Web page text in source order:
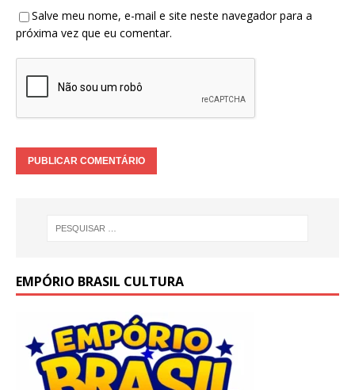
Salve meu nome, e-mail e site neste navegador para a
próxima vez que eu comentar.
EMPÓRIO BRASIL CULTURA